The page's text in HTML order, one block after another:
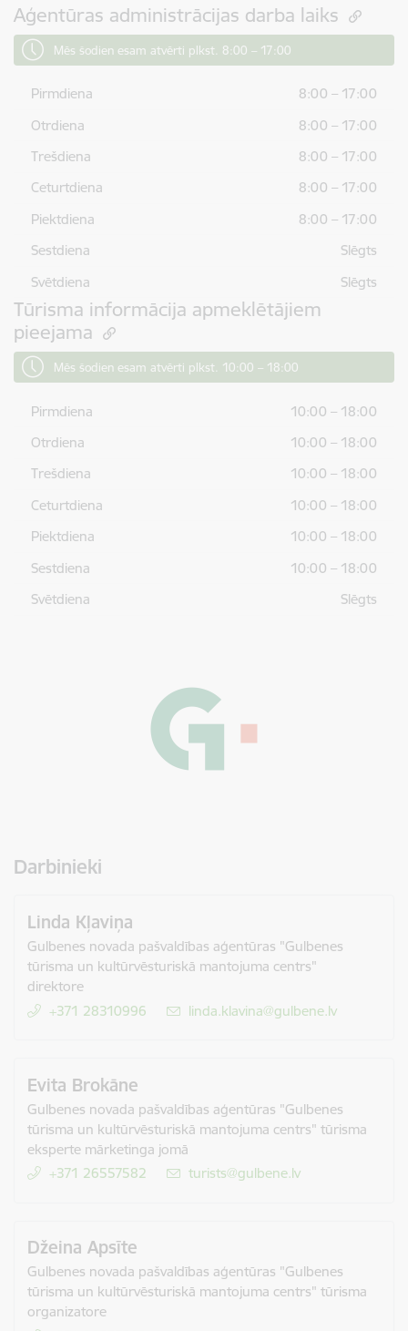
Aģentūras administrācijas darba laiks
Mēs šodien esam atvērti plkst. 8:00 – 17:00
Pirmdiena
8:00 – 17:00
Otrdiena
8:00 – 17:00
Trešdiena
8:00 – 17:00
Ceturtdiena
8:00 – 17:00
Piektdiena
8:00 – 17:00
Sestdiena
Slēgts
Svētdiena
Slēgts
Tūrisma informācija apmeklētājiem
pieejama
Mēs šodien esam atvērti plkst. 10:00 – 18:00
Pirmdiena
10:00 – 18:00
Otrdiena
10:00 – 18:00
Trešdiena
10:00 – 18:00
Ceturtdiena
10:00 – 18:00
Piektdiena
10:00 – 18:00
Sestdiena
10:00 – 18:00
Svētdiena
Slēgts
Darbinieki
Linda Kļaviņa
Gulbenes novada pašvaldības aģentūras "Gulbenes
tūrisma un kultūrvēsturiskā mantojuma centrs"
direktore
+371 28310996
E-pasts:
linda.klavina@gulbene.lv
Evita Brokāne
Gulbenes novada pašvaldības aģentūras "Gulbenes
tūrisma un kultūrvēsturiskā mantojuma centrs" tūrisma
eksperte mārketinga jomā
+371 26557582
E-pasts:
turists@gulbene.lv
Džeina Apsīte
Gulbenes novada pašvaldības aģentūras "Gulbenes
tūrisma un kultūrvēsturiskā mantojuma centrs" tūrisma
organizatore